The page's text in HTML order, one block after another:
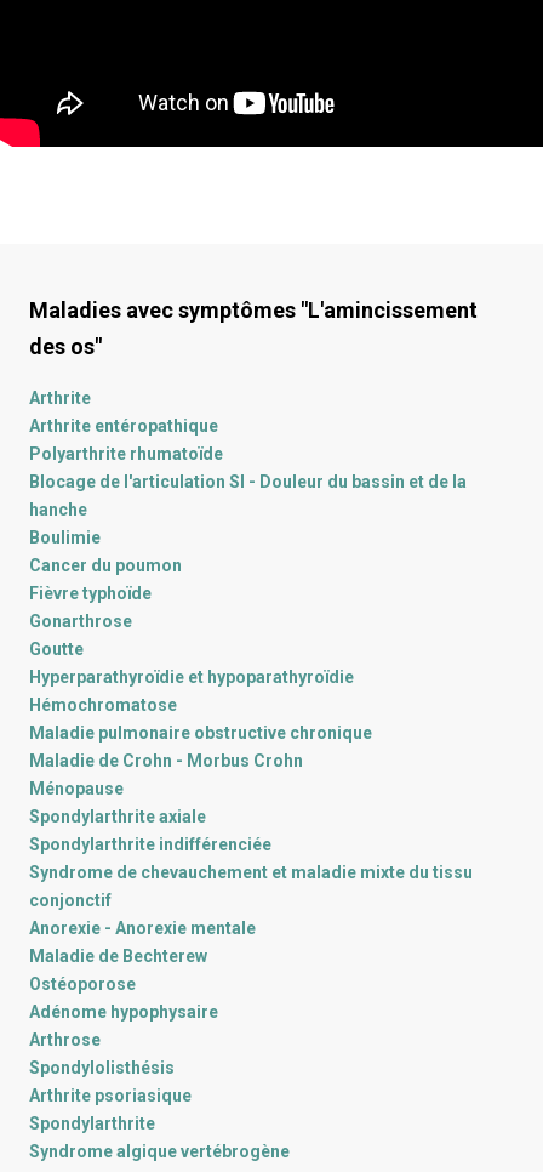
Maladies avec symptômes "L'amincissement
des os"
Arthrite
Arthrite entéropathique
Polyarthrite rhumatoïde
Blocage de l'articulation SI - Douleur du bassin et de la
hanche
Boulimie
Cancer du poumon
Fièvre typhoïde
Gonarthrose
Goutte
Hyperparathyroïdie et hypoparathyroïdie
Hémochromatose
Maladie pulmonaire obstructive chronique
Maladie de Crohn - Morbus Crohn
Ménopause
Spondylarthrite axiale
Spondylarthrite indifférenciée
Syndrome de chevauchement et maladie mixte du tissu
conjonctif
Anorexie - Anorexie mentale
Maladie de Bechterew
Ostéoporose
Adénome hypophysaire
Arthrose
Spondylolisthésis
Arthrite psoriasique
Spondylarthrite
Syndrome algique vertébrogène